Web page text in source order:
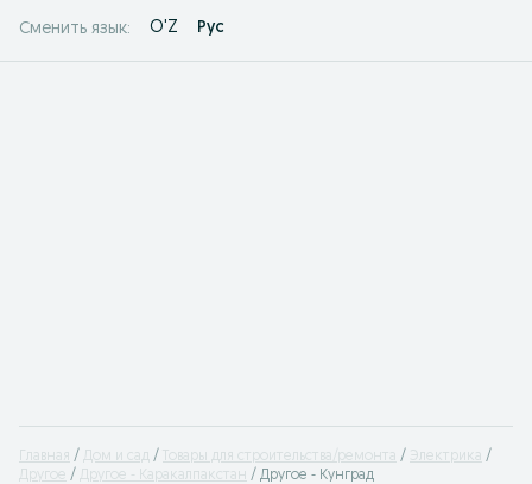
Сменить язык: O'Z Рус
Главная Дом и сад Товары для строительства/ремонта
Электрика
Другое
Другое - Каракалпакстан Другое - Кунград